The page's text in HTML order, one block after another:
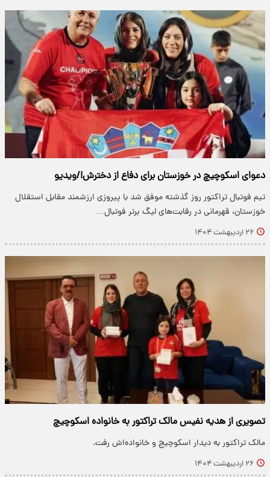
دعوای اسکوچیچ در خوزستان برای دفاع از دخترش!/ویدیو
تیم فوتبال تراکتور روز گذشته موفق شد با پیروزی ارزشمند مقابل استقلال
خوزستان، قهرمانی در رقابت‌های لیگ برتر فوتبال…
۲۶ اردیبهشت ۱۴۰۴
تصویری از هدیه نفیس مالک تراکتور به خانواده اسکوچیچ
مالک تراکتور به دیدار اسکوچیچ و خانواده‌اش رفت.
۲۶ اردیبهشت ۱۴۰۴